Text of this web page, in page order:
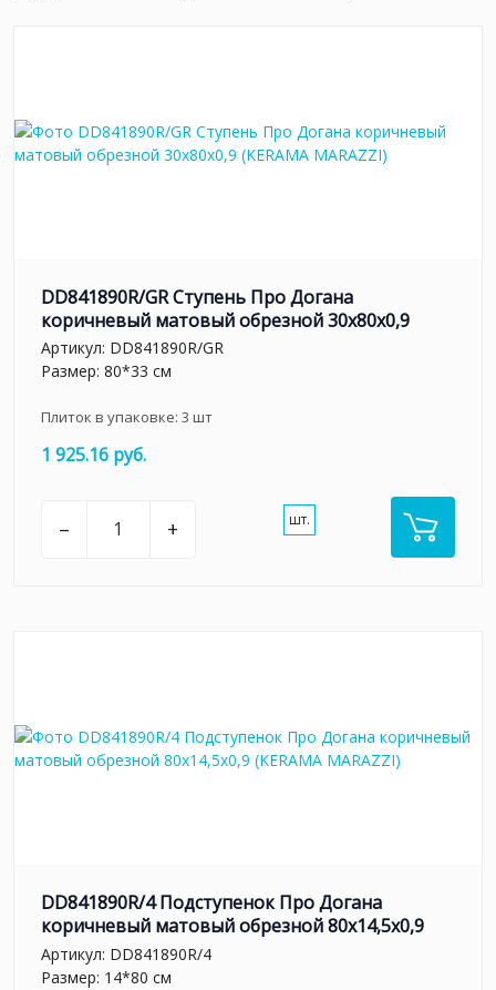
DD841890R/GR Ступень Про Догана
коричневый матовый обрезной 30x80x0,9
Артикул: DD841890R/GR
Размер: 80*33 см
Плиток в упаковке: 3 шт
1 925.16 руб.
– + шт.
DD841890R/4 Подступенок Про Догана
коричневый матовый обрезной 80x14,5x0,9
Артикул: DD841890R/4
Размер: 14*80 см